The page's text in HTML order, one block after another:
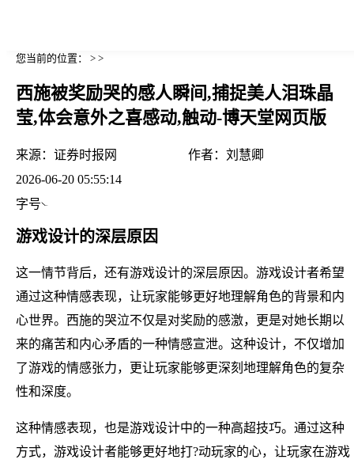
您当前的位置： > >
西施被奖励哭的感人瞬间,捕捉美人泪珠晶
莹,体会意外之喜感动,触动-博天堂网页版
来源： 证券时报网 作者： 刘慧卿
2026-06-20 05:55:14
字号
游戏设计的深层原因
这一情节背后，还有游戏设计的深层原因。游戏设计者希望
通过这种情感表现，让玩家能够更好地理解角色的背景和内
心世界。西施的哭泣不仅是对奖励的感激，更是对她长期以
来的痛苦和内心矛盾的一种情感宣泄。这种设计，不仅增加
了游戏的情感张力，更让玩家能够更深刻地理解角色的复杂
性和深度。
这种情感表现，也是游戏设计中的一种高超技巧。通过这种
方式，游戏设计者能够更好地打?动玩家的心，让玩家在游戏